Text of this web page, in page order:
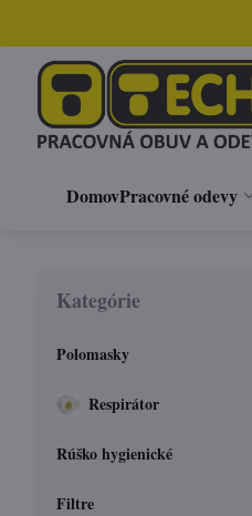
DomovPracovné odevy
Kategórie
Polomasky
Respirátor
Rúško hygienické
Filtre